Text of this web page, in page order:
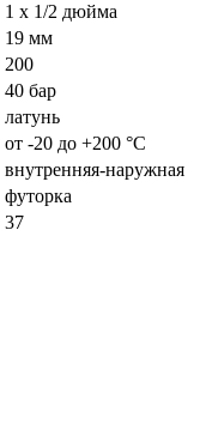
1 x 1/2 дюйма
19 мм
200
40 бар
латунь
от -20 до +200 °C
внутренняя-наружная
футорка
37